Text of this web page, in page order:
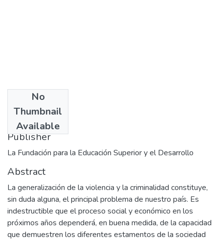
No
Thumbnail
Available
1997-11
Publisher
La Fundación para la Educación Superior y el Desarrollo
Abstract
La generalización de la violencia y la criminalidad constituye,
sin duda alguna, el principal problema de nuestro país. Es
indestructible que el proceso social y económico en los
próximos años dependerá, en buena medida, de la capacidad
que demuestren los diferentes estamentos de la sociedad